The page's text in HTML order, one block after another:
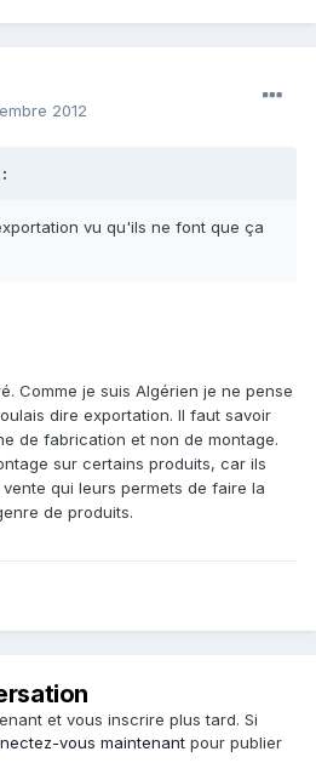
2012
vu qu'ils ne font que ça
Comme je suis Algérien je ne pense
dire exportation. Il faut savoir
de fabrication et non de montage.
sur certains produits, car ils
qui leurs permets de faire la
de produits.
et vous inscrire plus tard. Si
vous maintenant pour publier